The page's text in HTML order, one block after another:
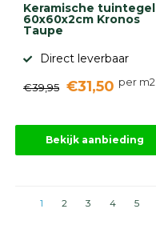
Keramische tuintegel
60x60x2cm Kronos
Taupe
Direct leverbaar
€39,95 €31,50 per m2
Bekijk aanbieding
1 2 3 4 5